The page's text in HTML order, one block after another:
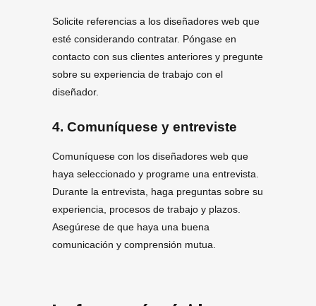
Solicite referencias a los diseñadores web que
esté considerando contratar. Póngase en
contacto con sus clientes anteriores y pregunte
sobre su experiencia de trabajo con el
diseñador.
4. Comuníquese y entreviste
Comuníquese con los diseñadores web que
haya seleccionado y programe una entrevista.
Durante la entrevista, haga preguntas sobre su
experiencia, procesos de trabajo y plazos.
Asegúrese de que haya una buena
comunicación y comprensión mutua.